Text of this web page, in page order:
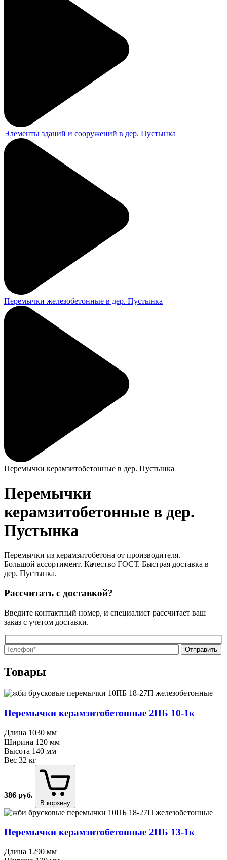
Элементы зданий и сооружений в дер. Пустынка
Перемычки железобетонные в дер. Пустынка
Перемычки керамзитобетонные в дер. Пустынка
Перемычки
керамзитобетонные в дер.
Пустынка
Перемычки из керамзитобетона от производителя.
Большой ассортимент. Качество ГОСТ. Быстрая доставка в
дер. Пустынка.
Рассчитать с доставкой?
Введите контактный номер, и специалист рассчитает ваш
заказ с учетом доставки.
Товары
Перемычки керамзитобетонные 2ПБ 10⁠-⁠1к
Длина 1030 мм
Ширина 120 мм
Высота 140 мм
Вес 32 кг
386 руб.
В корзину
Перемычки керамзитобетонные 2ПБ 13⁠-⁠1к
Длина 1290 мм